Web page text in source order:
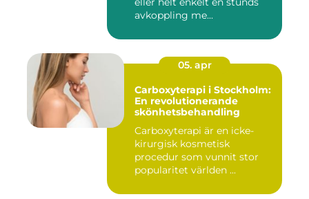
avkoppling me...
05. apr
Carboxyterapi i Stockholm:
En revolutionerande
skönhetsbehandling
Carboxyterapi är en icke-
kirurgisk kosmetisk
procedur som vunnit stor
popularitet världen ...